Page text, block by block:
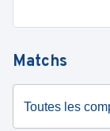
Matchs
Toutes les